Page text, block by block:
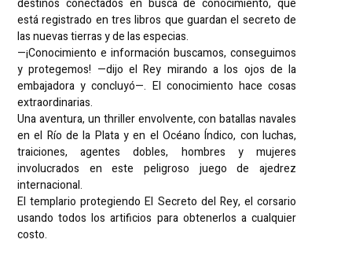
está registrado en tres libros que guardan el secreto de
las nuevas tierras y de las especias.
—¡Conocimiento e información buscamos, conseguimos
y protegemos! —dijo el Rey mirando a los ojos de la
embajadora y concluyó—. El conocimiento hace cosas
extraordinarias.
Una aventura, un thriller envolvente, con batallas navales
en el Río de la Plata y en el Océano Índico, con luchas,
traiciones, agentes dobles, hombres y mujeres
involucrados en este peligroso juego de ajedrez
internacional.
El templario protegiendo El Secreto del Rey, el corsario
usando todos los artificios para obtenerlos a cualquier
costo.